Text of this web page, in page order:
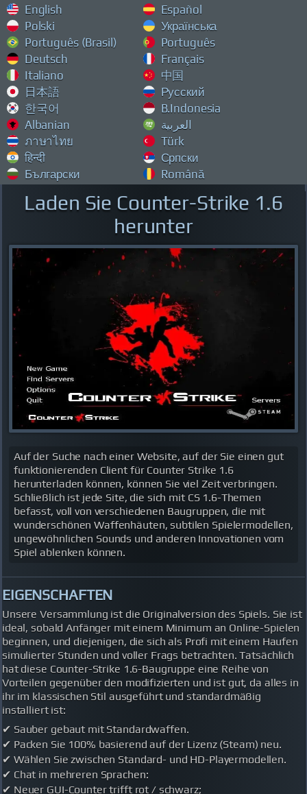
English
Español
Polski
Українська
Português (Brasil)
Português
Deutsch
Français
Italiano
中国
日本語
Русский
한국어
B.Indonesia
Albanian
العربية
ภาษาไทย
Türk
हिन्दी
Српски
Български
Română
Laden Sie Counter-Strike 1.6
herunter
Auf der Suche nach einer Website, auf der Sie einen gut
funktionierenden Client für Counter Strike 1.6
herunterladen können, können Sie viel Zeit verbringen.
Schließlich ist jede Site, die sich mit CS 1.6-Themen
befasst, voll von verschiedenen Baugruppen, die mit
wunderschönen Waffenhäuten, subtilen Spielermodellen,
ungewöhnlichen Sounds und anderen Innovationen vom
Spiel ablenken können.
EIGENSCHAFTEN
Unsere Versammlung ist die Originalversion des Spiels. Sie ist
ideal, sobald Anfänger mit einem Minimum an Online-Spielen
beginnen, und diejenigen, die sich als Profi mit einem Haufen
simulierter Stunden und voller Frags betrachten. Tatsächlich
hat diese Counter-Strike 1.6-Baugruppe eine Reihe von
Vorteilen gegenüber den modifizierten und ist gut, da alles in
ihr im klassischen Stil ausgeführt und standardmäßig
installiert ist:
Sauber gebaut mit Standardwaffen.
Packen Sie 100% basierend auf der Lizenz (Steam) neu.
Wählen Sie zwischen Standard- und HD-Playermodellen.
Chat in mehreren Sprachen:
Neuer GUI-Counter trifft rot / schwarz;